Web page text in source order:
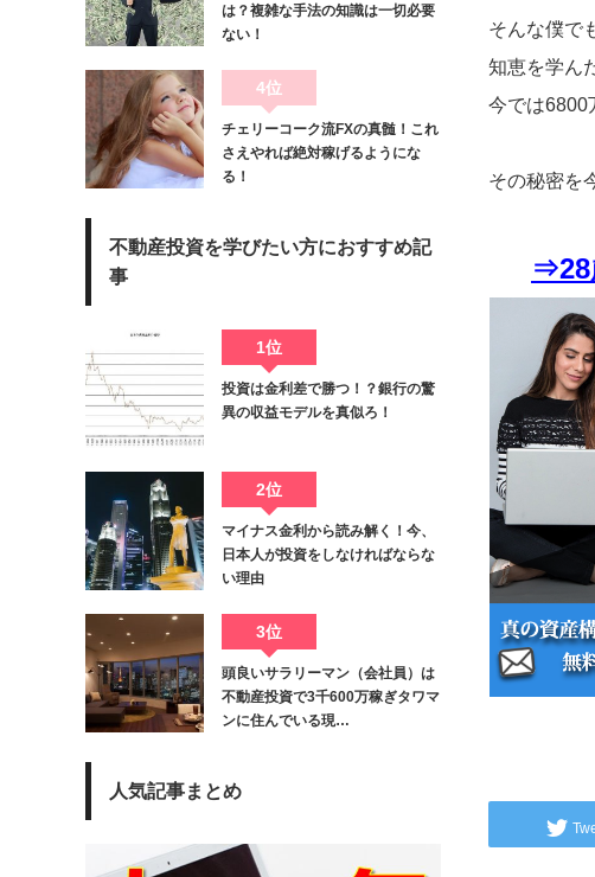
そんな僕で
知恵を学ん
今では6800
その秘密を
⇒28
は？複雑な手法の知識は一切必要
ない！
4位
チェリーコーク流FXの真髄！これ
さえやれば絶対稼げるようにな
る！
不動産投資を学びたい方におすすめ記
事
1位
投資は金利差で勝つ！？銀行の驚
異の収益モデルを真似ろ！
2位
マイナス金利から読み解く！今、
日本人が投資をしなければならな
い理由
3位
頭良いサラリーマン（会社員）は
不動産投資で3千600万稼ぎタワマ
ンに住んでいる現…
人気記事まとめ